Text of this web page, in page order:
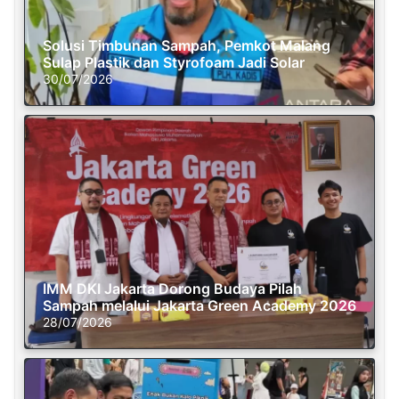
Solusi Timbunan Sampah, Pemkot Malang
Sulap Plastik dan Styrofoam Jadi Solar
30/07/2026
IMM DKI Jakarta Dorong Budaya Pilah
Sampah melalui Jakarta Green Academy 2026
28/07/2026